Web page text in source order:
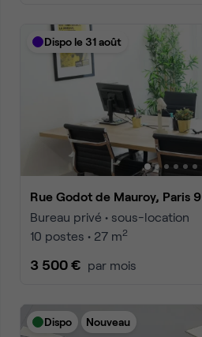
Dispo le 31 août
Rue Godot de Mauroy, Paris 9
Bureau privé • sous-location
10 postes • 27 m2
3 500 € par mois
Dispo Nouveau